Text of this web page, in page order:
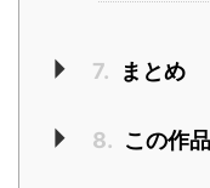
7. まとめ
8. この作